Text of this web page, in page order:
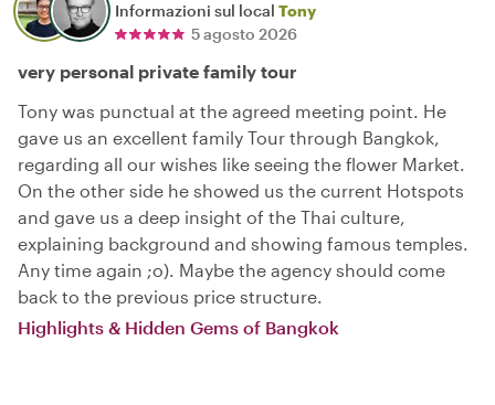
Informazioni sul local Tony
5 agosto 2026
very personal private family tour
Tony was punctual at the agreed meeting point. He
gave us an excellent family Tour through Bangkok,
regarding all our wishes like seeing the flower Market.
On the other side he showed us the current Hotspots
and gave us a deep insight of the Thai culture,
explaining background and showing famous temples.
Any time again ;o). Maybe the agency should come
back to the previous price structure.
Highlights & Hidden Gems of Bangkok